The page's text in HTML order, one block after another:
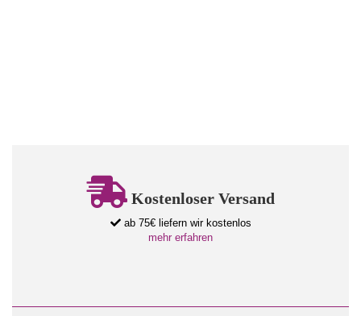
Kostenloser Versand
ab 75€ liefern wir kostenlos
mehr erfahren